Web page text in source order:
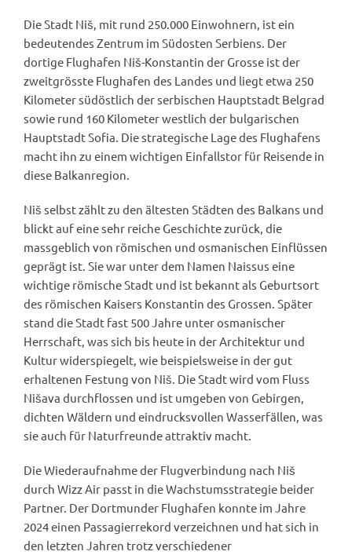
Die Stadt Niš, mit rund 250.000 Einwohnern, ist ein
bedeutendes Zentrum im Südosten Serbiens. Der
dortige Flughafen Niš-Konstantin der Grosse ist der
zweitgrösste Flughafen des Landes und liegt etwa 250
Kilometer südöstlich der serbischen Hauptstadt Belgrad
sowie rund 160 Kilometer westlich der bulgarischen
Hauptstadt Sofia. Die strategische Lage des Flughafens
macht ihn zu einem wichtigen Einfallstor für Reisende in
diese Balkanregion.
Niš selbst zählt zu den ältesten Städten des Balkans und
blickt auf eine sehr reiche Geschichte zurück, die
massgeblich von römischen und osmanischen Einflüssen
geprägt ist. Sie war unter dem Namen Naissus eine
wichtige römische Stadt und ist bekannt als Geburtsort
des römischen Kaisers Konstantin des Grossen. Später
stand die Stadt fast 500 Jahre unter osmanischer
Herrschaft, was sich bis heute in der Architektur und
Kultur widerspiegelt, wie beispielsweise in der gut
erhaltenen Festung von Niš. Die Stadt wird vom Fluss
Nišava durchflossen und ist umgeben von Gebirgen,
dichten Wäldern und eindrucksvollen Wasserfällen, was
sie auch für Naturfreunde attraktiv macht.
Die Wiederaufnahme der Flugverbindung nach Niš
durch Wizz Air passt in die Wachstumsstrategie beider
Partner. Der Dortmunder Flughafen konnte im Jahre
2024 einen Passagierrekord verzeichnen und hat sich in
den letzten Jahren trotz verschiedener